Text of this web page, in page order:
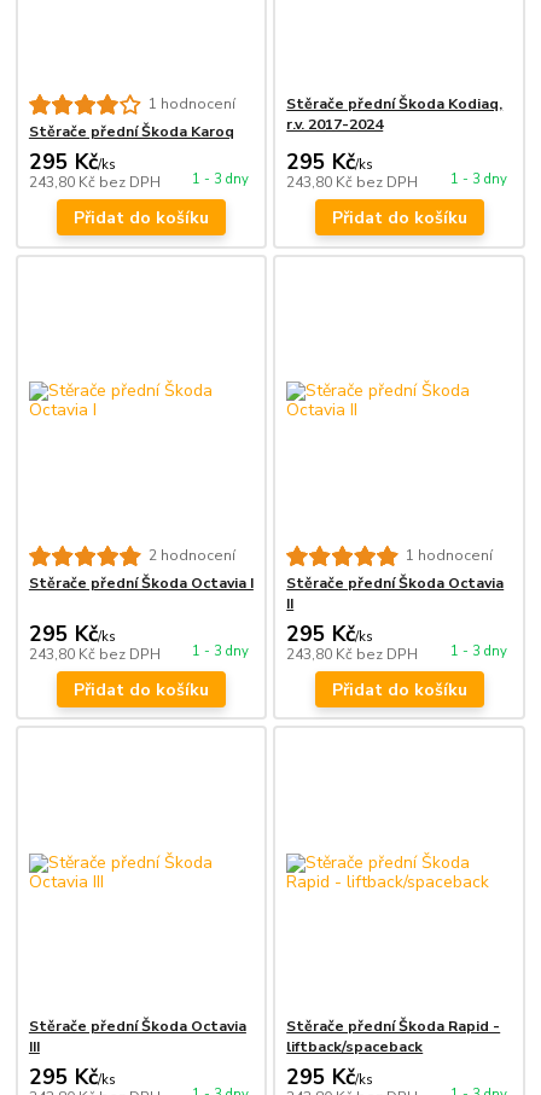
1 hodnocení
Stěrače přední Škoda Karoq
295 Kč/ks
243,80 Kč bez DPH 1 - 3 dny
Přidat do košíku
Stěrače přední Škoda Kodiaq,
r.v. 2017-2024
295 Kč/ks
243,80 Kč bez DPH 1 - 3 dny
Přidat do košíku
2 hodnocení
Stěrače přední Škoda Octavia I
295 Kč/ks
243,80 Kč bez DPH 1 - 3 dny
Přidat do košíku
1 hodnocení
Stěrače přední Škoda Octavia
II
295 Kč/ks
243,80 Kč bez DPH 1 - 3 dny
Přidat do košíku
Stěrače přední Škoda Octavia
III
295 Kč/ks
Stěrače přední Škoda Rapid -
liftback/spaceback
295 Kč/ks